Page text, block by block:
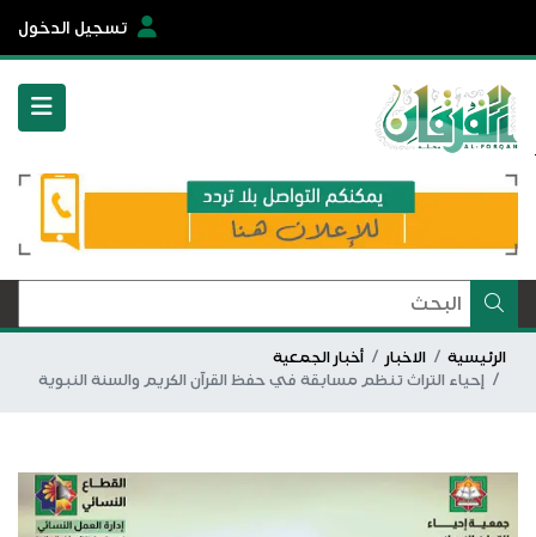
تسجيل الدخول
الرئيسية الاخبار
أخبار الجمعية
إحياء التراث تنظم مسابقة في حفظ القرآن الكريم والسنة النبوية